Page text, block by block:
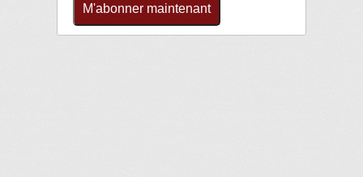
M'abonner maintenant